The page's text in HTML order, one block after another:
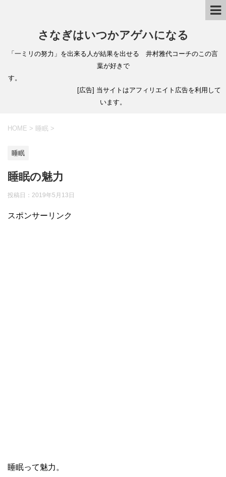
さなぎはいつかアゲハになる
「一ミリの努力」を出来る人が結果を出せる 井村雅代コーチのこの言
葉が好きで
す。
[広告] 当サイトはアフィリエイト広告を利用して
います。
HOME > 睡眠 >
睡眠
睡眠の魅力
投稿日： 2019年5月13日
スポンサーリンク
睡眠って魅力。